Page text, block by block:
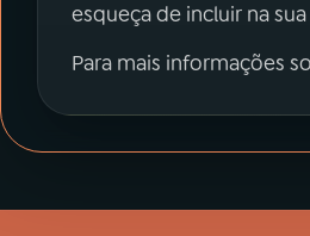
esqueça de incluir na
Para mais informações